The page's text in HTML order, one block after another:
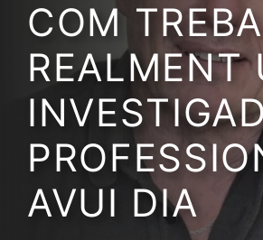
COM
REALMENT
AVUI DIA